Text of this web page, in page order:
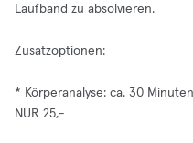
Laufband zu absolvieren.
Zusatzoptionen:
* Körperanalyse: ca. 30
NUR 25,-